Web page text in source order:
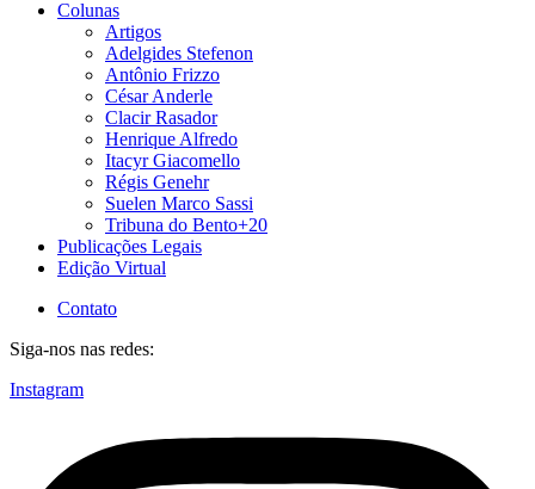
Colunas
Artigos
Adelgides Stefenon
Antônio Frizzo
César Anderle
Clacir Rasador
Henrique Alfredo
Itacyr Giacomello
Régis Genehr
Suelen Marco Sassi
Tribuna do Bento+20
Publicações Legais
Edição Virtual
Contato
Siga-nos nas redes:
Instagram